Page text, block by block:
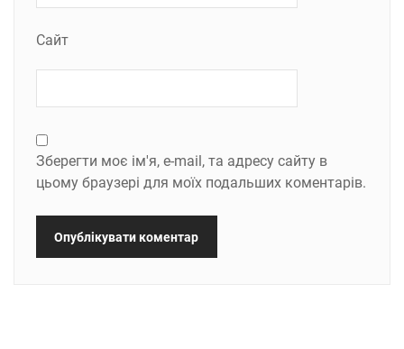
Сайт
Зберегти моє ім'я, e-mail, та адресу сайту в
цьому браузері для моїх подальших коментарів.